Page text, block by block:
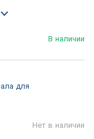
В наличии
для
Нет в наличии